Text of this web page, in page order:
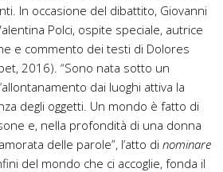
In occasione del dibattito, Giovanni
Polci, ospite speciale, autrice
e commento dei testi di Dolores
2016). “Sono nata sotto un
dai luoghi attiva la
degli oggetti. Un mondo è fatto di
e, nella profondità di una donna
delle parole”, l’atto di nominare
del mondo che ci accoglie, fonda il